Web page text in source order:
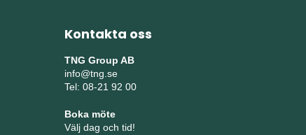
Kontakta oss
TNG Group AB
info@tng.se
Tel: 08-21 92 00
Boka möte
Välj dag och tid!